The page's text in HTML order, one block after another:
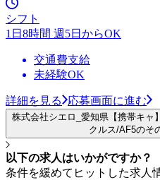
シフト
1日8時間 週5日からOK
交通費支給
未経験OK
詳細を見る 応募画面に進む
株式会社シエロ_愛知県【携帯キャ
クルス/AF5のそ
以下の求人はいかがですか？
条件を緩めてヒットした求人